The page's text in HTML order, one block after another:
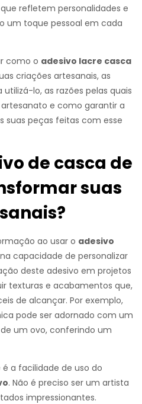
refletem personalidades e
um toque pessoal em cada
como o adesivo lacre casca
criações artesanais, as
lo, as razões pelas quais
e como garantir a
suas peças feitas com esse
de casca de
suas
ao usar o adesivo
capacidade de personalizar
deste adesivo em projetos
texturas e acabamentos que,
de alcançar. Por exemplo,
pode ser adornado com um
um ovo, conferindo um
a facilidade de uso do
. Não é preciso ser um artista
impressionantes.